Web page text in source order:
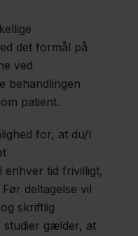
det formål på
ved
behandlingen
patient.
for, at du/I
enhver tid frivilligt,
deltagelse vil
skriftlig
gælder, at